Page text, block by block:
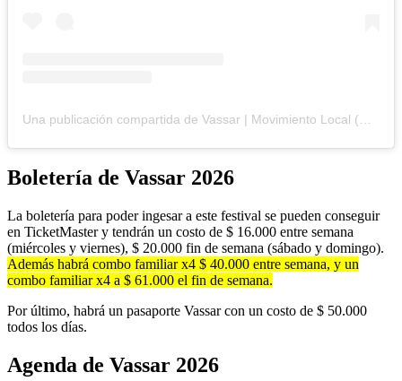
Boletería de Vassar 2026
La boletería para poder ingesar a este festival se pueden conseguir
en TicketMaster y tendrán un costo de $ 16.000 entre semana
(miércoles y viernes), $ 20.000 fin de semana (sábado y domingo).
Además habrá combo familiar x4 $ 40.000 entre semana, y un
combo familiar x4 a $ 61.000 el fin de semana.
Por último, habrá un pasaporte Vassar con un costo de $ 50.000
todos los días.
Agenda de Vassar 2026